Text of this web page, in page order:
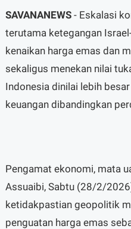
SAVANANEWS- Eskalasi
terutama ketegangan
kenaikan harga emas dan
sekaligus menekan nilai
Indonesia dinilai lebih
keuangan dibandingkan
Pengamat ekonomi, mata
Assuaibi, Sabtu (28/2/
ketidakpastian geopolitik
penguatan harga emas